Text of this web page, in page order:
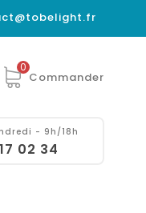
Commander
0
- 9h/18h
02 34